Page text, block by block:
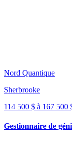
Nord Quantique
Sherbrooke
114 500 $ à 167 500
Gestionnaire de